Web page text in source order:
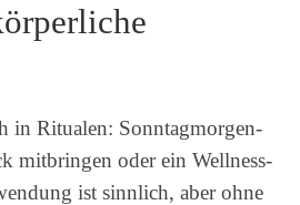
in Ritualen: Sonntagmorgen-
mitbringen oder ein Wellness-
ist sinnlich, aber ohne